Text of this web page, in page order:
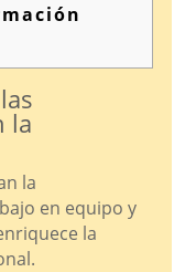
la
la
en equipo y
la